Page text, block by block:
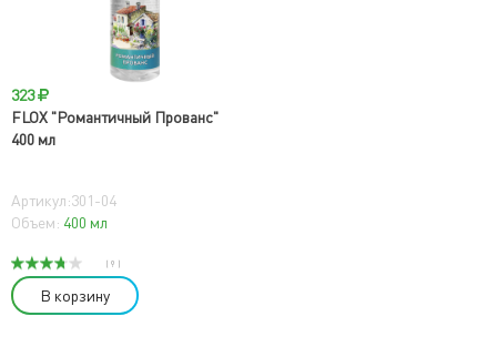
323
FLOX "Романтичный Прованс"
400 мл
Артикул:301-04
Объем: 400 мл
( 9 )
В корзину